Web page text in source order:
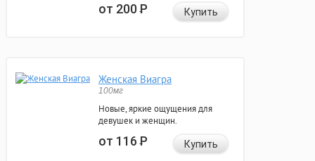
от 200Р Купить
Женская Виагра
100мг
Новые, яркие ощущения для
девушек и женщин.
от 116Р Купить